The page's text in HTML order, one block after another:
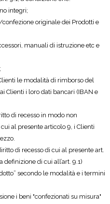
integri;
originale dei Prodotti e
manuali di istruzione etc e
le modalità di rimborso del
Clienti i loro dati bancari (IBAN e
di recesso in modo non
al presente articolo 9, i Clienti
di recesso di cui al presente art.
definizione di cui all’art. 9.1)
secondo le modalità e i termini
i beni "confezionati su misura"